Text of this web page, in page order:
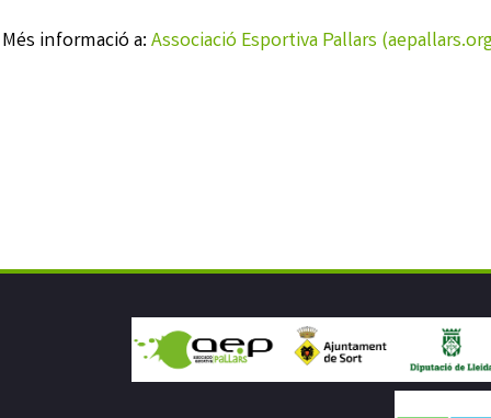
Més informació a:Associació Esportiva Pallars